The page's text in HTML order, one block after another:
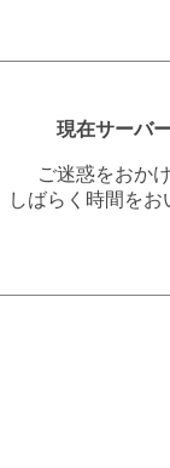
現在サーバ
ご迷惑をおか
しばらく時間を